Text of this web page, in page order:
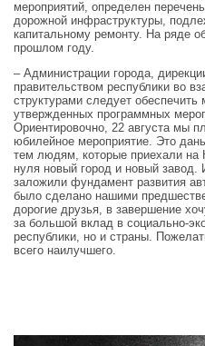
мероприятий, определен
дорожной инфраструктуры,
капитальному ремонту. На ряде
прошлом году.
– Администрации города,
правительством республики во
структурами следует
утвержденных программных
Ориентировочно, 22 августа мы
юбилейное мероприятие. Это
тем людям, которые приехали на
нуля новый город и новый
заложили фундамент развития
было сделано нашими
дорогие друзья, в завершение
за большой вклад в социально-
республики, но и страны.
всего наилучшего.